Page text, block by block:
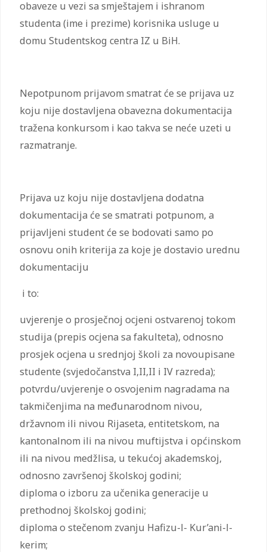
obaveze u vezi sa smještajem i ishranom
studenta (ime i prezime) korisnika usluge u
domu Studentskog centra IZ u BiH.
Nepotpunom prijavom smatrat će se prijava uz
koju nije dostavljena obavezna dokumentacija
tražena konkursom i kao takva se neće uzeti u
razmatranje.
Prijava uz koju nije dostavljena dodatna
dokumentacija će se smatrati potpunom, a
prijavljeni student će se bodovati samo po
osnovu onih kriterija za koje je dostavio urednu
dokumentaciju
i to:
uvjerenje o prosječnoj ocjeni ostvarenoj tokom
studija (prepis ocjena sa fakulteta), odnosno
prosjek ocjena u srednjoj školi za novoupisane
studente (svjedočanstva I,II,II i IV razreda);
potvrdu/uvjerenje o osvojenim nagradama na
takmičenjima na međunarodnom nivou,
državnom ili nivou Rijaseta, entitetskom, na
kantonalnom ili na nivou muftijstva i općinskom
ili na nivou medžlisa, u tekućoj akademskoj,
odnosno završenoj školskoj godini;
diploma o izboru za učenika generacije u
prethodnoj školskoj godini;
diploma o stečenom zvanju Hafizu-l- Kur’ani-l-
kerim;